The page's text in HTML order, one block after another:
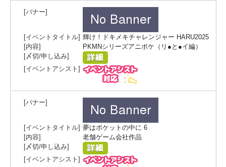
輝け！ドキメキチャレンジャー HARU2025
PKMNシリーズアニポケ（リ●と●イ編）
夢はポケットの中に 6
老舗ゲーム会社作品